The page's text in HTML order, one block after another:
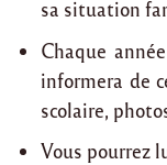
sa situation
Chaque
informera de
scolaire,
Vous pourrez